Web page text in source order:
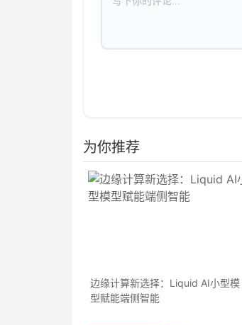
为你推荐
边缘计算新选择：Liquid AI小型模
型赋能端侧智能